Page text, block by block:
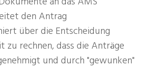
den Antrag
über die Entscheidung
rechnen, dass die Anträge
und durch "gewunken"